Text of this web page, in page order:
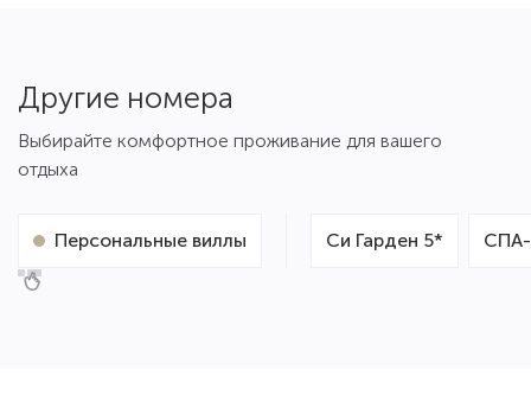
Другие номера
Выбирайте комфортное проживание для вашего
отдыха
Персональные виллы Си Гарден 5* СПА-